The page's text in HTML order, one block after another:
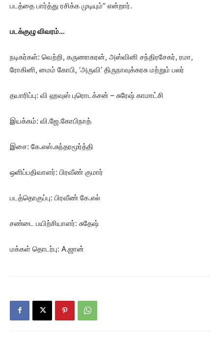
படத்தை பார்த்து ரசிக்க முடியும்” என்றார்.
படக்குழு விவரம்…
நடிகர்கள்: வெற்றி, கருணாகரன், அஸ்வினி சந்திரசேகர், ரமா,
ரோகினி, மைம் கோபி, ‘அருவி’ திருநாவுக்கரசு மற்றும் பலர்
தயாரிப்பு: வி ஹவுஸ் புரொடக்சன் – சுரேஷ் காமாட்சி
இயக்கம்: வி.ஜே.கோபிநாத்
இசை: கே.எஸ்.சுந்தரமூர்த்தி
ஒளிப்பதிவாளர்: பிரவீண் குமார்
படத்தொகுப்பு: பிரவீண் கே.எல்
சண்டை பயிற்சியாளர்: சுதேஷ்
மக்கள் தொடர்பு: A.ஜான்